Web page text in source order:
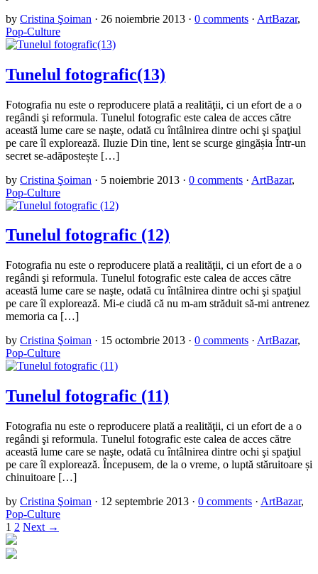
by Cristina Şoiman · 26 noiembrie 2013 · 0 comments · ArtBazar,
Pop-Culture
Tunelul fotografic(13)
Fotografia nu este o reproducere plată a realităţii, ci un efort de a o
regândi şi reformula. Tunelul fotografic este calea de acces către
această lume care se naşte, odată cu întâlnirea dintre ochi şi spaţiul
pe care îl explorează. Iluzie Din tine, lent se scurge gingășia Într-un
secret se-adăpostește […]
by Cristina Şoiman · 5 noiembrie 2013 · 0 comments · ArtBazar,
Pop-Culture
Tunelul fotografic (12)
Fotografia nu este o reproducere plată a realităţii, ci un efort de a o
regândi şi reformula. Tunelul fotografic este calea de acces către
această lume care se naşte, odată cu întâlnirea dintre ochi şi spaţiul
pe care îl explorează. Mi-e ciudă că nu m-am străduit să-mi antrenez
memoria ca […]
by Cristina Şoiman · 15 octombrie 2013 · 0 comments · ArtBazar,
Pop-Culture
Tunelul fotografic (11)
Fotografia nu este o reproducere plată a realităţii, ci un efort de a o
regândi şi reformula. Tunelul fotografic este calea de acces către
această lume care se naşte, odată cu întâlnirea dintre ochi şi spaţiul
pe care îl explorează. Începusem, de la o vreme, o luptă stăruitoare și
chinuitoare […]
by Cristina Şoiman · 12 septembrie 2013 · 0 comments · ArtBazar,
Pop-Culture
1 2 Next →